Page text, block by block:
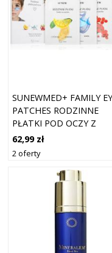
SUNEWMED+ FAMILY
PATCHES RODZINNE
PŁATKI POD OCZY Z
CERAMIDAMI 4X2 SZT.
62,99 zł
2 oferty